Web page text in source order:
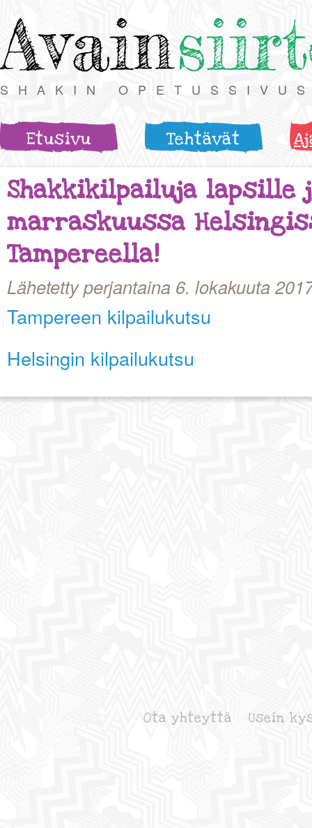
Avain
SHAKIN
Etusivu Tehtävät
Shakkikilpailuja lapsille
marraskuussa
Tampereella!
Lähetetty perjantaina 6. lokakuuta
Tampereen kilpailukutsu
Helsingin kilpailukutsu
Ota yhteyttä Usein